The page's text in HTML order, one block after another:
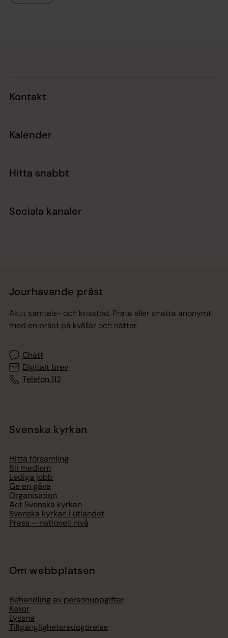
Kontakt
Kalender
Hitta snabbt
Sociala kanaler
Jourhavande präst
Akut samtals- och krisstöd. Prata eller chatta anonymt
med en präst på kvällar och nätter.
Chatt
Digitalt brev
Telefon 112
Svenska kyrkan
Hitta församling
Bli medlem
Lediga jobb
Ge en gåva
Organisation
Act Svenska kyrkan
Svenska kyrkan i utlandet
Press – nationell nivå
Om webbplatsen
Behandling av personuppgifter
Kakor
Lyssna
Tillgänglighetsredogörelse